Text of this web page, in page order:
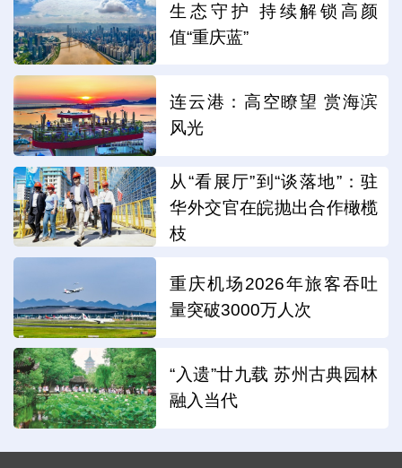
生态守护 持续解锁高颜
值“重庆蓝”
连云港：高空瞭望 赏海滨
风光
从“看展厅”到“谈落地”：驻
华外交官在皖抛出合作橄榄
枝
重庆机场2026年旅客吞吐
量突破3000万人次
“入遗”廿九载 苏州古典园林
融入当代